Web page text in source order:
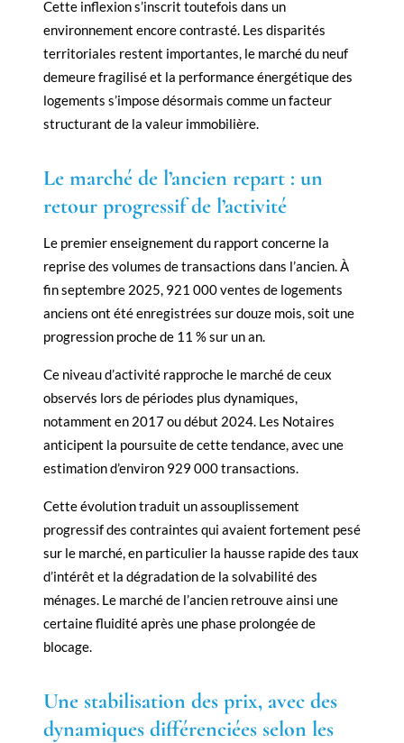
Cette inflexion s’inscrit toutefois dans un
environnement encore contrasté. Les disparités
territoriales restent importantes, le marché du neuf
demeure fragilisé et la performance énergétique des
logements s’impose désormais comme un facteur
structurant de la valeur immobilière.
Le marché de l’ancien repart : un
retour progressif de l’activité
Le premier enseignement du rapport concerne la
reprise des volumes de transactions dans l’ancien. À
fin septembre 2025, 921 000 ventes de logements
anciens ont été enregistrées sur douze mois, soit une
progression proche de 11 % sur un an.
Ce niveau d’activité rapproche le marché de ceux
observés lors de périodes plus dynamiques,
notamment en 2017 ou début 2024. Les Notaires
anticipent la poursuite de cette tendance, avec une
estimation d’environ 929 000 transactions.
Cette évolution traduit un assouplissement
progressif des contraintes qui avaient fortement pesé
sur le marché, en particulier la hausse rapide des taux
d’intérêt et la dégradation de la solvabilité des
ménages. Le marché de l’ancien retrouve ainsi une
certaine fluidité après une phase prolongée de
blocage.
Une stabilisation des prix, avec des
dynamiques différenciées selon les